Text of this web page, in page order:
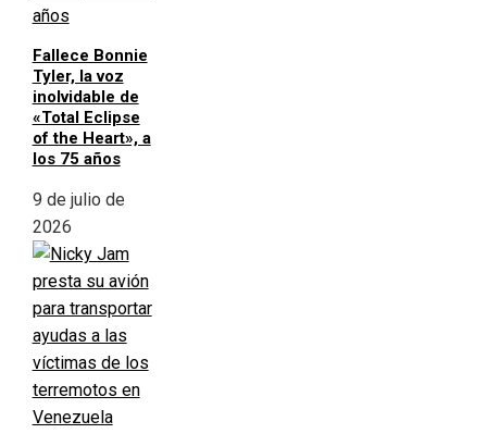
Fallece Bonnie
Tyler, la voz
inolvidable de
«Total Eclipse
of the Heart», a
los 75 años
9 de julio de
2026